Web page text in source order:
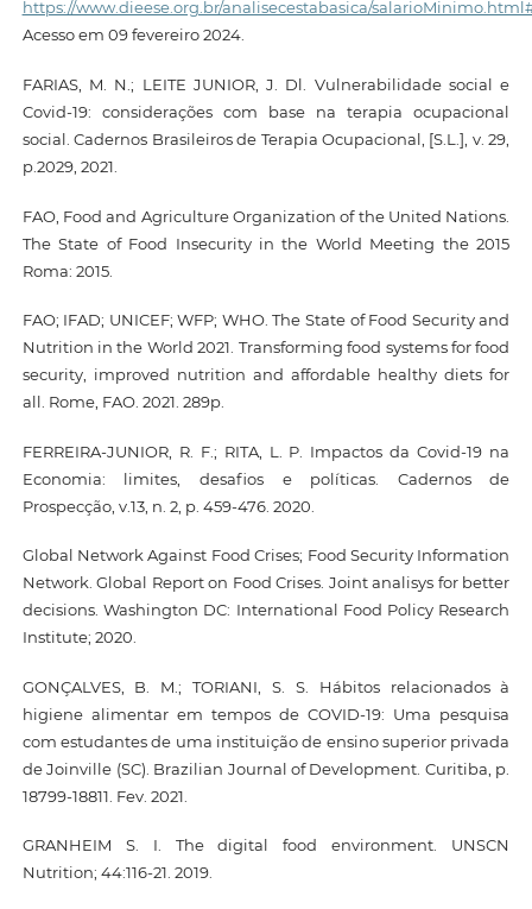
https://www.dieese.org.br/analisecestabasica/
Acesso em 09 fevereiro 2024.
FARIAS, M. N.; LEITE JUNIOR, J. Dl. Vulnerabilidade social e
Covid-19: considerações com base na terapia ocupacional
social. Cadernos Brasileiros de Terapia Ocupacional, [S.L.], v. 29,
p.2029, 2021.
FAO, Food and Agriculture Organization of the United Nations.
The State of Food Insecurity in the World Meeting the 2015
Roma: 2015.
FAO; IFAD; UNICEF; WFP; WHO. The State of Food Security and
Nutrition in the World 2021. Transforming food systems for food
security, improved nutrition and affordable healthy diets for
all. Rome, FAO. 2021. 289p.
FERREIRA-JUNIOR, R. F.; RITA, L. P. Impactos da Covid-19 na
Economia: limites, desafios e políticas. Cadernos de
Prospecção, v.13, n. 2, p. 459-476. 2020.
Global Network Against Food Crises; Food Security Information
Network. Global Report on Food Crises. Joint analisys for better
decisions. Washington DC: International Food Policy Research
Institute; 2020.
GONÇALVES, B. M.; TORIANI, S. S. Hábitos relacionados à
higiene alimentar em tempos de COVID-19: Uma pesquisa
com estudantes de uma instituição de ensino superior privada
de Joinville (SC). Brazilian Journal of Development. Curitiba, p.
18799-18811. Fev. 2021.
GRANHEIM S. I. The digital food environment. UNSCN
Nutrition; 44:116-21. 2019.